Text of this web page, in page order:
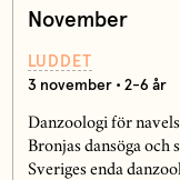
November
LUDDET
3 november • 2-6 år
Danzoologi för
Bronjas dansöga och
Sveriges enda